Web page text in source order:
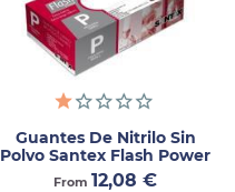
Guantes De Nitrilo Sin
Polvo Santex Flash Power
From Precio
12,08 €